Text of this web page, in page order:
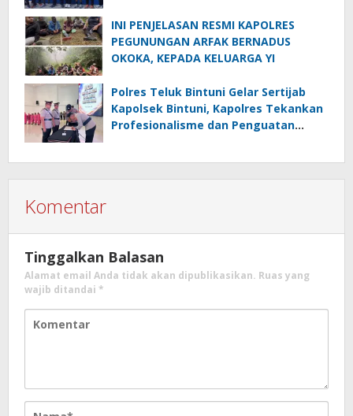
INI PENJELASAN RESMI KAPOLRES
PEGUNUNGAN ARFAK BERNADUS
OKOKA, KEPADA KELUARGA YI
Polres Teluk Bintuni Gelar Sertijab
Kapolsek Bintuni, Kapolres Tekankan
Profesionalisme dan Penguatan
Komentar
Tinggalkan Balasan
Alamat email Anda tidak akan dipublikasikan. Ruas yang
wajib ditandai *